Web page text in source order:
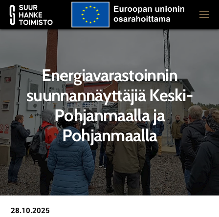
Energiavarastoinnin
suunnannäyttäjiä Keski-
Pohjanmaalla ja
Pohjanmaalla
28.10.2025